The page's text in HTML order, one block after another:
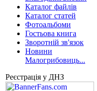
Каталог файлів
Каталог статей
Фотоальбоми
Гостьова книга
Зворотній зв'язок
Новини
Малогрибовиць...
Реєстрація у ДНЗ